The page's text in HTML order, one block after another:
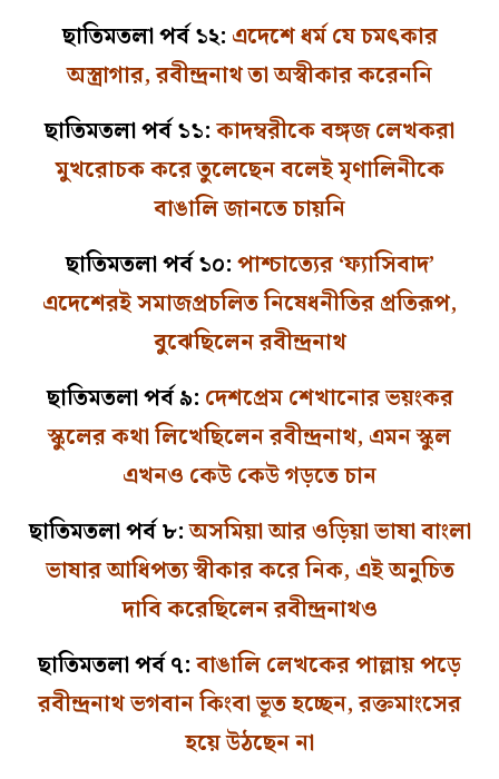
ছাতিমতলা পর্ব ১২: এদেশে ধর্ম যে চমৎকার
অস্ত্রাগার, রবীন্দ্রনাথ তা অস্বীকার করেননি
ছাতিমতলা পর্ব ১১:কাদম্বরীকে বঙ্গজ লেখকরা
মুখরোচক করে তুলেছেন বলেই মৃণালিনীকে
বাঙালি জানতে চায়নি
ছাতিমতলা পর্ব ১০:পাশ্চাত্যের ‘ফ্যাসিবাদ’
এদেশেরই সমাজপ্রচলিত নিষেধনীতির প্রতিরূপ,
বুঝেছিলেন রবীন্দ্রনাথ
ছাতিমতলা পর্ব ৯: দেশপ্রেম শেখানোর ভয়ংকর
স্কুলের কথা লিখেছিলেন রবীন্দ্রনাথ, এমন স্কুল
এখনও কেউ কেউ গড়তে চান
ছাতিমতলা পর্ব ৮:অসমিয়া আর ওড়িয়া ভাষা বাংলা
ভাষার আধিপত্য স্বীকার করে নিক, এই অনুচিত
দাবি করেছিলেন রবীন্দ্রনাথও
ছাতিমতলা পর্ব ৭:বাঙালি লেখকের পাল্লায় পড়ে
রবীন্দ্রনাথ ভগবান কিংবা ভূত হচ্ছেন, রক্তমাংসের
হয়ে উঠছেন না